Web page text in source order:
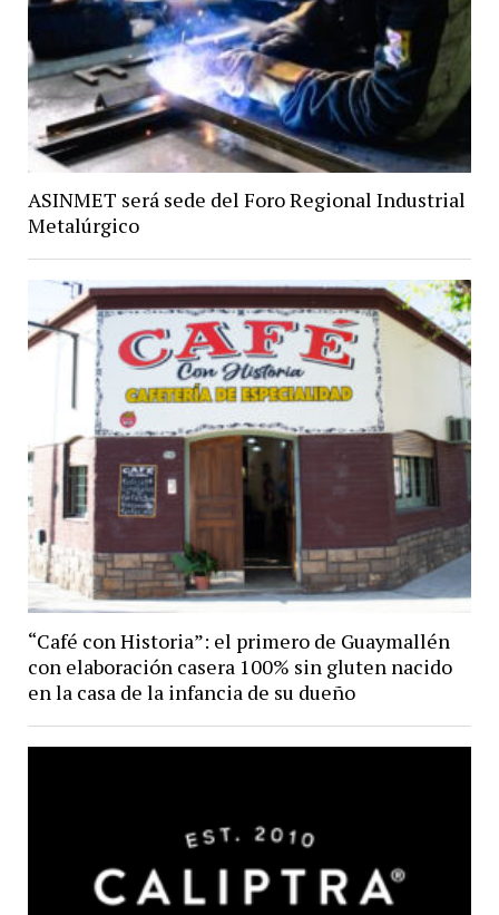
ASINMET será sede del Foro Regional Industrial
Metalúrgico
“Café con Historia”: el primero de Guaymallén
con elaboración casera 100% sin gluten nacido
en la casa de la infancia de su dueño